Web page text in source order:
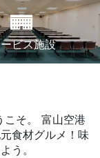
ビス施設
そ。
富山空港
食材グルメ！味
う。